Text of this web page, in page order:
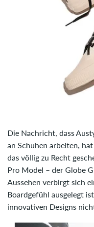
Die Nachricht, dass
an Schuhen arbeiten,
das völlig zu Recht
Pro Model – der Globe
Aussehen verbirgt sich
Boardgefühl ausgelegt
innovativen Designs